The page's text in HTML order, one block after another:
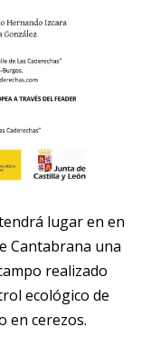
lugar en en
Cantabrana una
realizado
ecológico de
en cerezos.